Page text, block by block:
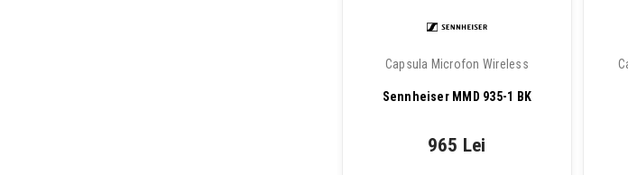
Capsula Microfon Wireless
Sennheiser MMD 935-1 BK
965 Lei